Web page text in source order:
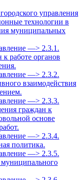
управления
технологии в
муниципальных
—> 2.3.1.
работе органов
—> 2.3.2.
взаимодействия
—> 2.3.3.
граждан к
основе
—> 2.3.4.
политика.
—> 2.3.5.